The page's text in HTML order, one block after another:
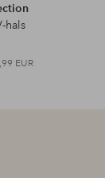
hals
EUR